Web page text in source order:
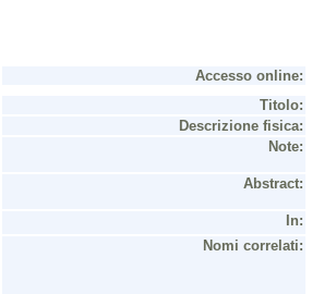
Accesso online:
Titolo:
Descrizione fisica:
Note:
Abstract:
In:
Nomi correlati: